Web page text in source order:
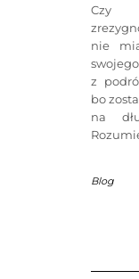
Czy
nie
z
bo
na
Blog